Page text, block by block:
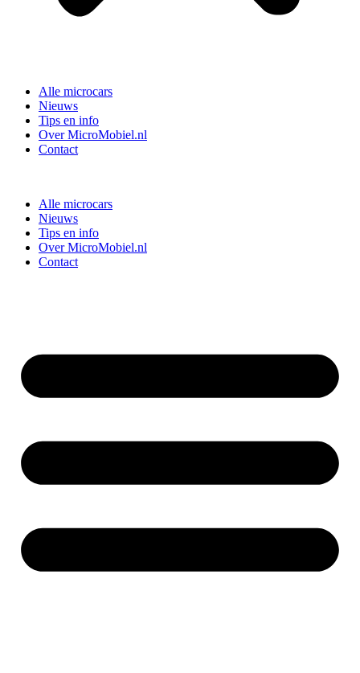
Alle microcars
Nieuws
Tips en info
Over MicroMobiel.nl
Contact
Alle microcars
Nieuws
Tips en info
Over MicroMobiel.nl
Contact